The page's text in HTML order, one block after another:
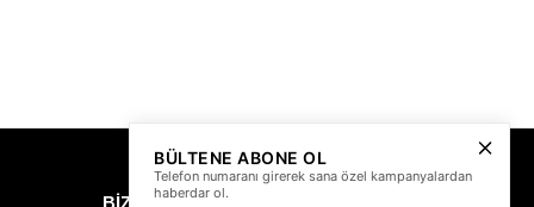
BÜLTENE ABONE OL
Telefon numaranı girerek sana özel kampanyalardan
haberdar ol.